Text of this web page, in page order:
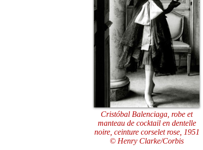
Cristóbal Balenciaga, robe et
manteau de cocktail en dentelle
noire, ceinture corselet rose, 1951
© Henry Clarke/Corbis